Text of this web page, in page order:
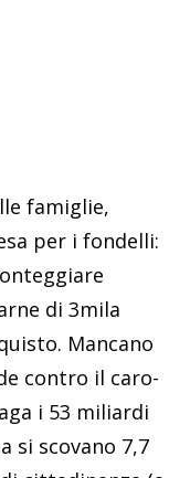
famiglie,
per i fondelli:
di 3mila
Mancano
contro il caro-
i 53 miliardi
si scovano 7,7